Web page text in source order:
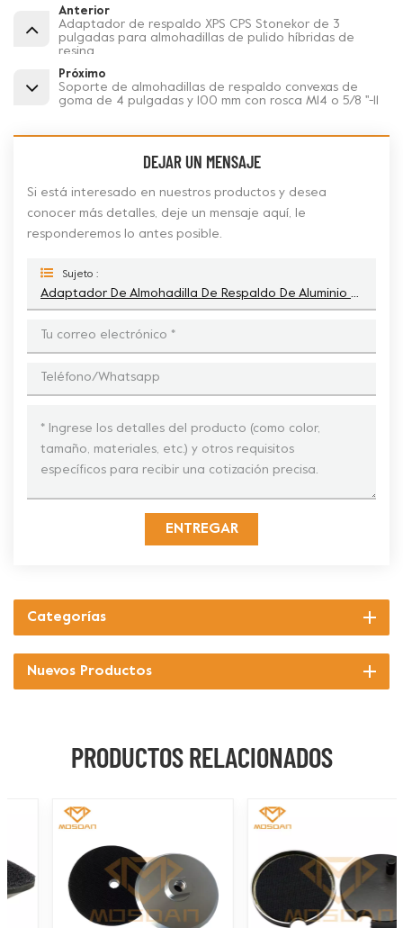
Anterior
Adaptador de respaldo XPS CPS Stonekor de 3
pulgadas para almohadillas de pulido híbridas de
resina
Próximo
Soporte de almohadillas de respaldo convexas de
goma de 4 pulgadas y 100 mm con rosca M14 o 5/8 ''-11
DEJAR UN MENSAJE
Si está interesado en nuestros productos y desea
conocer más detalles, deje un mensaje aquí, le
responderemos lo antes posible.
Sujeto :
Adaptador De Almohadilla De Respaldo De Aluminio De 5 Pulgadas Y 125 Mm Para Amoladora Manual
ENTREGAR
Categorías
Nuevos Productos
PRODUCTOS RELACIONADOS